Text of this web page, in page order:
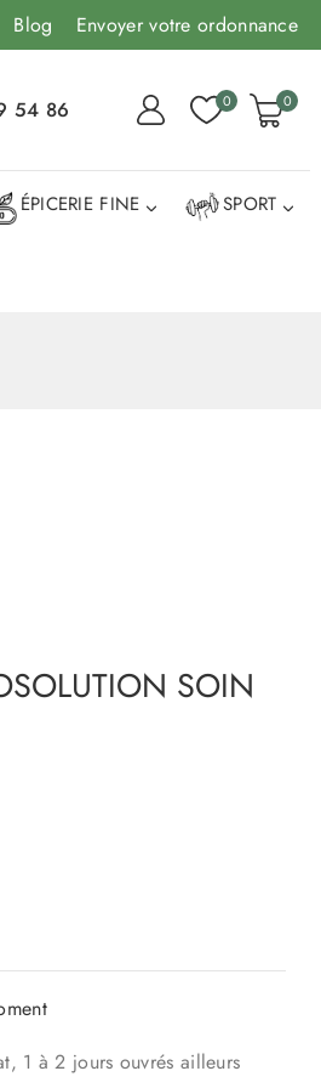
Blog Envoyer votre ordonnance
54 86 0 0
ÉPICERIE FINE SPORT
SOIN
1 à 2 jours ouvrés ailleurs